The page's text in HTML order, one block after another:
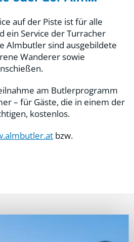
auf der Piste ist für alle
ein Service der Turracher
Almbutler sind ausgebildete
Wanderer sowie
am Butlerprogramm
– für Gäste, die in einem der
kostenlos.
bzw.